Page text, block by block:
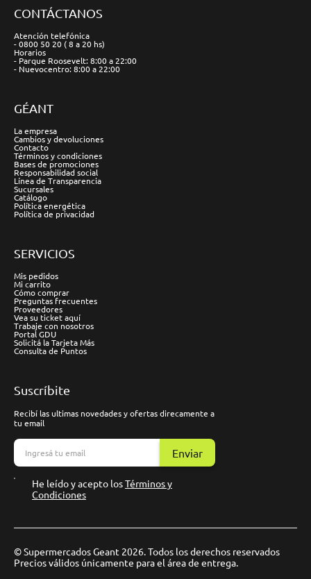
CONTÁCTANOS
Atención telefónica
- 0800 50 20 ( 8 a 20 hs)
Horarios
- Parque Roosevelt: 8:00 a 22:00
- Nuevocentro: 8:00 a 22:00
GÉANT
La empresa
Cambios y devoluciones
Contacto
Términos y condiciones
Bases de promociones
Responsabilidad social
Línea de Transparencia
Sucursales
Catálogo
Política energética
Política de privacidad
SERVICIOS
Mis pedidos
Mi carrito
Cómo comprar
Preguntas frecuentes
Proveedores
Vea su ticket aquí
Trabaje con nosotros
Portal GDU
Solicitá la Tarjeta Más
Consulta de Puntos
Suscríbite
Recibí las ultimas novedades y ofertas direcamente a
tu email
Enviar
He leído y acepto losTérminos y
Condiciones
© Supermercados Geant 2026. Todos los derechos reservados
Precios válidos únicamente para el área de entrega.